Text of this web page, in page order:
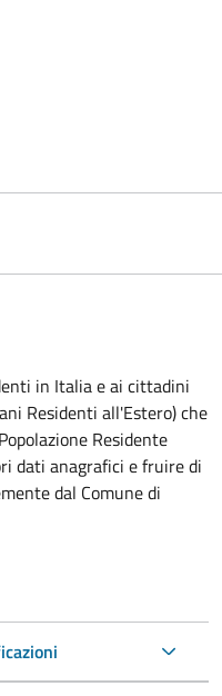
in Italia e ai cittadini
Residenti all'Estero) che
Residente
dati anagrafici e fruire di
dal Comune di